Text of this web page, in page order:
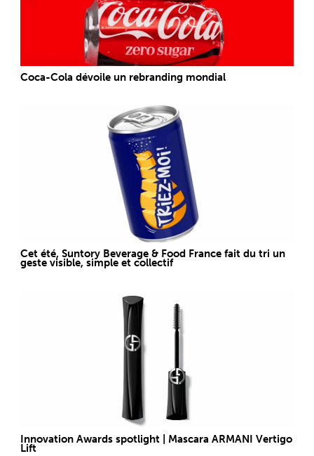
Coca-Cola dévoile un rebranding mondial
Cet été, Suntory Beverage & Food France fait du tri un
geste visible, simple et collectif
Innovation Awards spotlight | Mascara ARMANI Vertigo
Lift